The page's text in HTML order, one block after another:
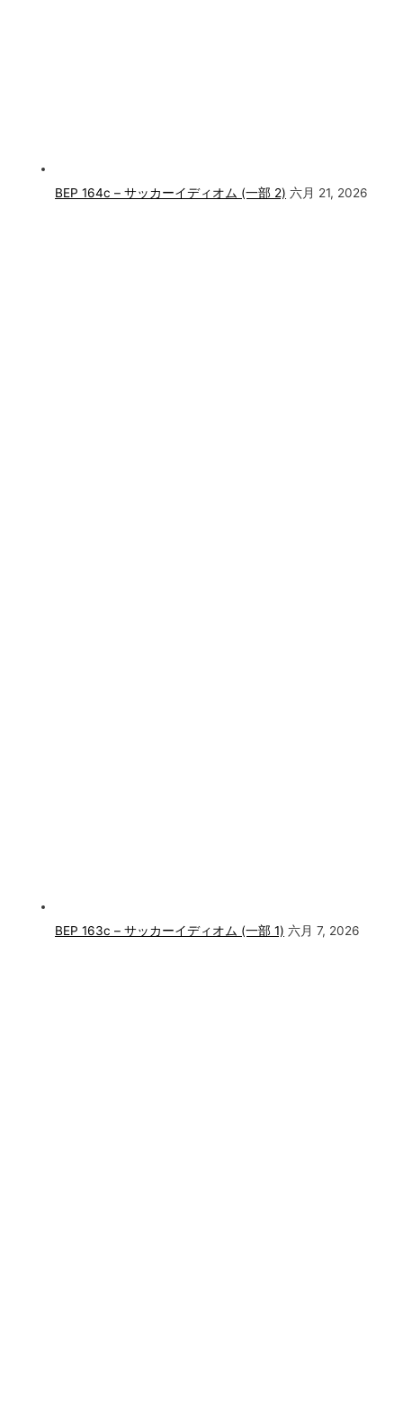
BEP 164c – サッカーイディオム (一部 2) 六月 21, 2026
BEP 163c – サッカーイディオム (一部 1) 六月 7, 2026